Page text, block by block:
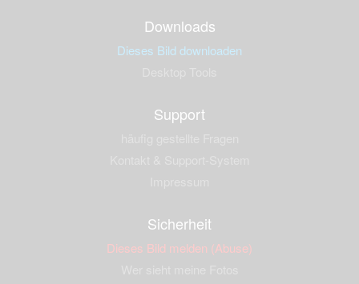
Downloads
Dieses Bild downloaden
Support
Sicherheit
Dieses Bild melden (Abuse)